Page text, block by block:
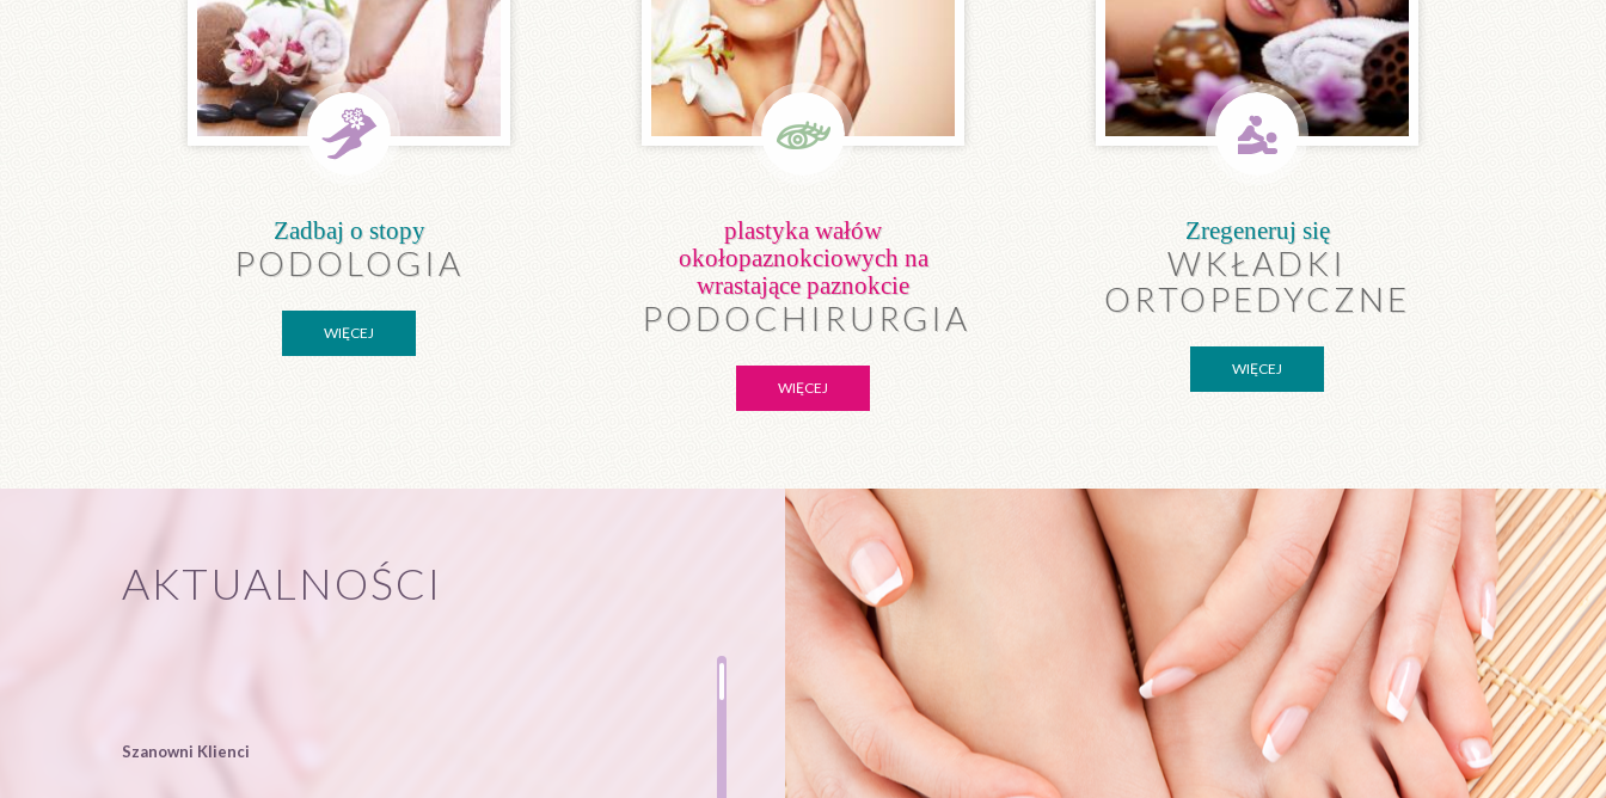
Zadbaj o stopy
PODOLOGIA
WIĘCEJ
plastyka wałów
okołopaznokciowych na
wrastające paznokcie
PODOCHIRURGIA
WIĘCEJ
Zregeneruj się
WKŁADKI
ORTOPEDYCZNE
WIĘCEJ
AKTUALNOŚCI
Szanowni Klienci